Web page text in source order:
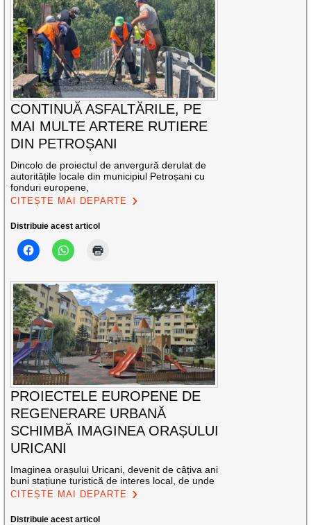
CONTINUĂ ASFALTĂRILE, PE
MAI MULTE ARTERE RUTIERE
DIN PETROȘANI
Dincolo de proiectul de anvergură derulat de
autoritățile locale din municipiul Petroșani cu
fonduri europene,
CITEȘTE MAI DEPARTE
Distribuie acest articol
PROIECTELE EUROPENE DE
REGENERARE URBANĂ
SCHIMBĂ IMAGINEA ORAȘULUI
URICANI
Imaginea orașului Uricani, devenit de câțiva ani
buni stațiune turistică de interes local, de unde
CITEȘTE MAI DEPARTE
Distribuie acest articol